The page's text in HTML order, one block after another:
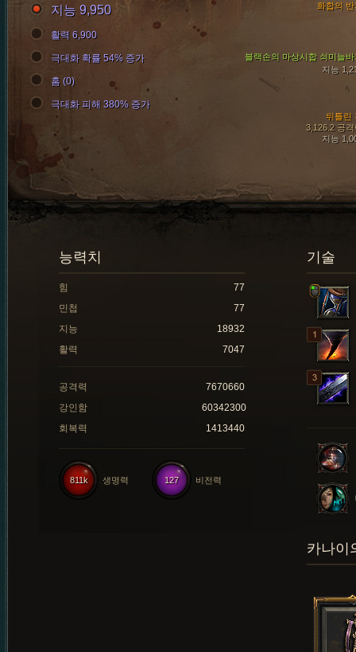
블랙손의 마상시합 쇠미늘바
지능
뒤틀린
3,126.2 공격
지능
화합의 반
지능 9,950
활력 6,900
극대화 확률 54% 증가
홈 (0)
극대화 피해 380% 증가
기술
능력치
힘
77
민첩
77
지능
18932
활력
7047
공격력
7670660
강인함
60342300
회복력
1413440
127 비전력
811k 생명력
카나이